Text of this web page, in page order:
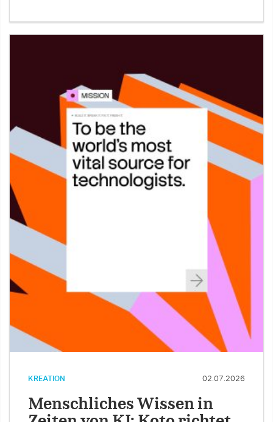
KREATION 02.07.2026
Menschliches Wissen in